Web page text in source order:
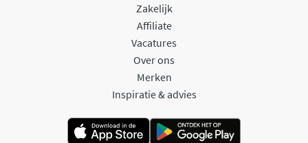
Zakelijk
Affiliate
Vacatures
Over ons
Merken
Inspiratie & advies